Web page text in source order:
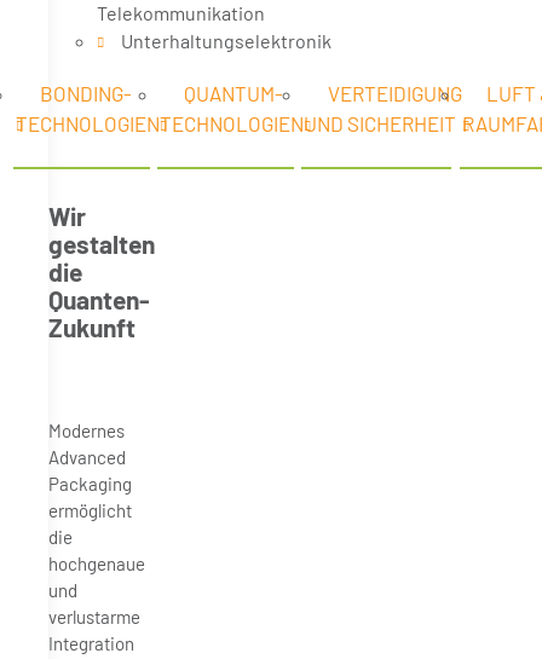
Telekommunikation
Unterhaltungselektronik
BONDING-
TECHNOLOGIEN
QUANTUM-
TECHNOLOGIEN
VERTEIDIGUNG
UND SICHERHEIT
LUFT
Wir
gestalten
die
Quanten-
Zukunft
Modernes
Advanced
Packaging
ermöglicht
die
hochgenaue
und
verlustarme
Integration